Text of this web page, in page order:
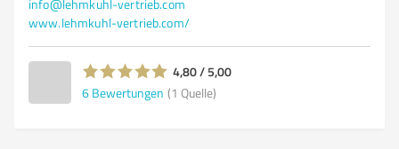
info@lehmkuhl-vertrieb.com
www.lehmkuhl-vertrieb.com/
4,80 / 5,00
6 Bewertungen (1 Quelle)